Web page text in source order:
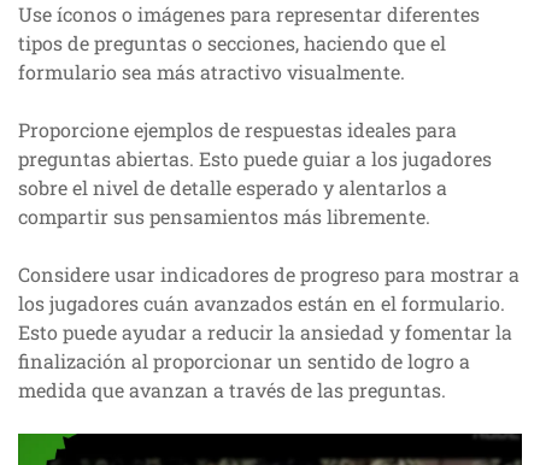
Use íconos o imágenes para representar diferentes
tipos de preguntas o secciones, haciendo que el
formulario sea más atractivo visualmente.
Proporcione ejemplos de respuestas ideales para
preguntas abiertas. Esto puede guiar a los jugadores
sobre el nivel de detalle esperado y alentarlos a
compartir sus pensamientos más libremente.
Considere usar indicadores de progreso para mostrar a
los jugadores cuán avanzados están en el formulario.
Esto puede ayudar a reducir la ansiedad y fomentar la
finalización al proporcionar un sentido de logro a
medida que avanzan a través de las preguntas.